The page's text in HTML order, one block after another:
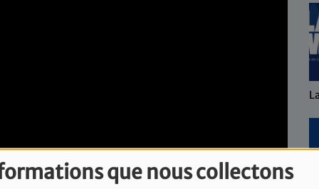
que nous collectons